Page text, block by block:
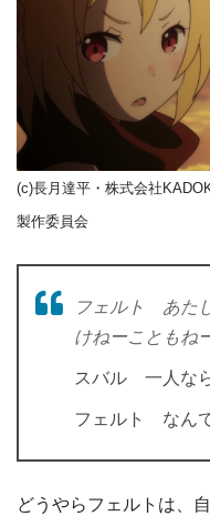
(c)長月達平・株式会社
製作委員会
フェルト あた
けねーこともね
スバル 一人な
フェルト なん
どうやらフェルトは、